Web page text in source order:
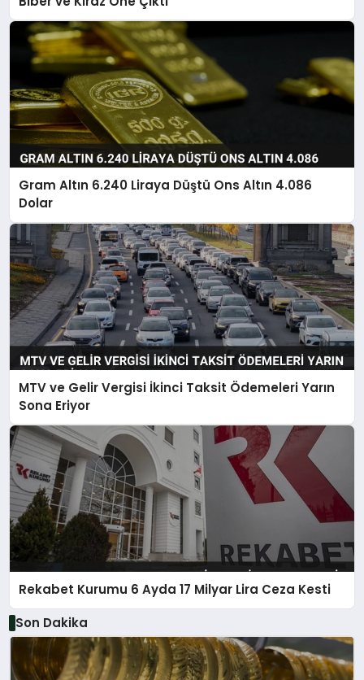
Gram Altın 6.240 Liraya Düştü Ons Altın 4.086
Dolar
MTV ve Gelir Vergisi İkinci Taksit Ödemeleri Yarın
Sona Eriyor
Rekabet Kurumu 6 Ayda 17 Milyar Lira Ceza Kesti
Son Dakika